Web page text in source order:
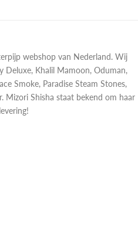
webshop van Nederland. Wij
Deluxe, Khalil Mamoon, Oduman,
Smoke, Paradise Steam Stones,
Mizori Shisha staat bekend om haar